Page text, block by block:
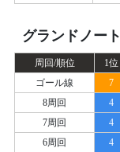
グランドノート
周回/順位 1位
ゴール線
7
8周回
4
7周回
4
6周回
4